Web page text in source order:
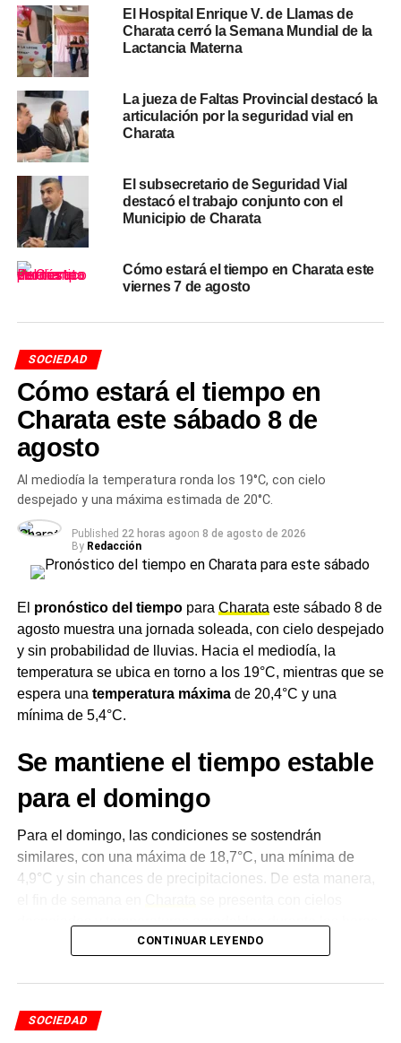
205° aniversario del Paso a la Inmortalidad del General
Martín Miguel de Güemesen la Avenida Güemes de
Charata— se presenta con condiciones ideales: 22°C y
baja probabilidad de precipitaciones.
No hay alertas del Servicio Meteorológico Nacional
(SMN) informadas para el
momento de esta publicación. Ante cualquier cambio, el
SMN actualiza sus avisos en smn.gob.ar
Para más noticias de Charata, seguí nuestra cobertura
actualizada.
TEMAS RELACIONADOS
CLIMA EN CHARATA HOY
ACTUALIDAD
Charata celebra el Día de la Bandera el 20 de
junio con un acto en el Paseo del Sol y la
Promesa de Lealtad de alumnos de todo el
Departamento Chacabuco
NOTICIAS
Charata cerró el viernes con la visita de Zdero, el
anuncio de viviendas y un homenaje a los héroes
de Malvinas en la Escuela 173
El Hospital Enrique V. de Llamas de
Charata cerró la Semana Mundial de la
Lactancia Materna
La jueza de Faltas Provincial destacó la
articulación por la seguridad vial en
Charata
El subsecretario de Seguridad Vial
destacó el trabajo conjunto con el
Municipio de Charata
Cómo estará el tiempo en Charata este
viernes 7 de agosto
SOCIEDAD
Cómo estará el tiempo en
Charata este sábado 8 de
agosto
Al mediodía la temperatura ronda los 19°C, con cielo
despejado y una máxima estimada de 20°C.
Published 22 horas agoon 8 de agosto de 2026
By Redacción
El pronóstico del tiempopara Charata este sábado 8 de
agosto muestra una jornada soleada, con cielo despejado
y sin probabilidad de lluvias. Hacia el mediodía, la
temperatura se ubica en torno a los 19°C, mientras que se
espera una temperatura máximade 20,4°C y una
mínima de 5,4°C.
Se mantiene el tiempo estable
para el domingo
Para el domingo, las condiciones se sostendrán
similares, con una máxima de 18,7°C, una mínima de
4,9°C y sin chances de precipitaciones. De esta manera,
del mediodía, aunque con marcas bajas hacia la
Un nuevo descenso térmico
CONTINUAR LEYENDO
SOCIEDAD